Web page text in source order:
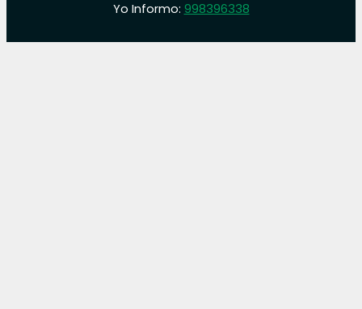
Yo Informo: 998396338